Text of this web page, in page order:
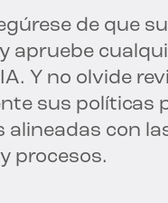
de que
apruebe
Y no olvide
sus políticas
alineadas con
procesos.